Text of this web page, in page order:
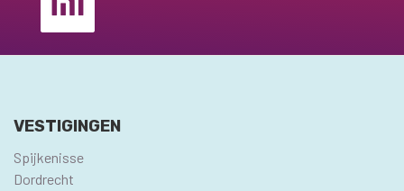
VESTIGINGEN
Spijkenisse
Dordrecht